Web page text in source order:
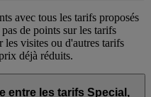
avec tous les tarifs proposés
de points sur les tarifs
les visites ou d'autres tarifs
déjà réduits.
entre les tarifs Special,